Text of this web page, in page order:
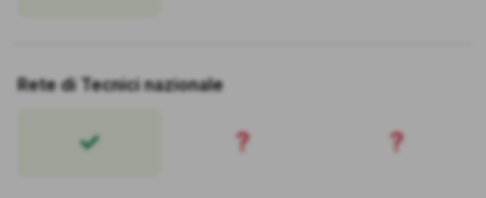
Rete di Tecnici nazionale
? ?